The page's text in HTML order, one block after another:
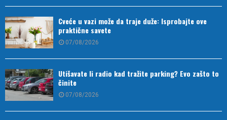
Cveće u vazi može da traje duže: Isprobajte ove
praktične savete
07/08/2026
Utišavate li radio kad tražite parking? Evo zašto to
činite
07/08/2026